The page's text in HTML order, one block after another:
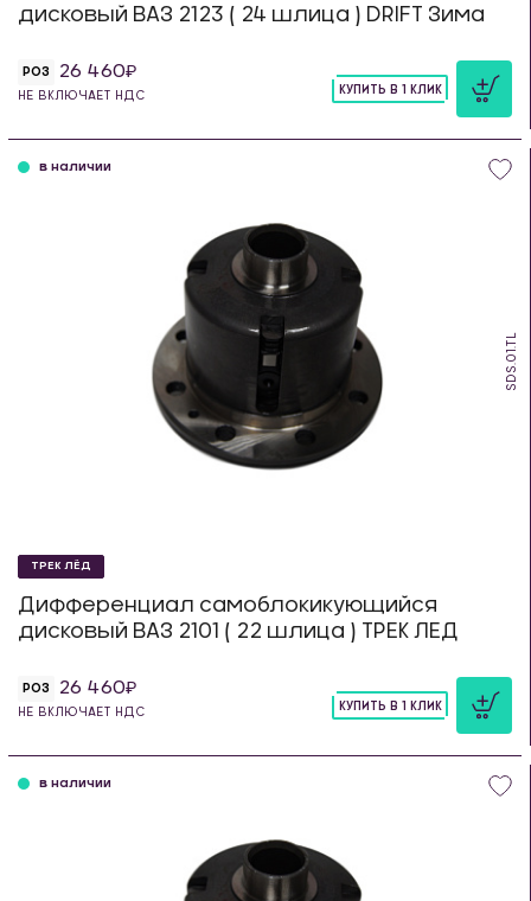
дисковый ВАЗ 2123 ( 24 шлица ) DRIFT Зима
РОЗ 26 460
НЕ ВКЛЮЧАЕТ НДС
КУПИТЬ В 1 КЛИК
SDS.01.TL
в наличии
ТРЕК ЛЁД
Дифференциал самоблокикующийся
дисковый ВАЗ 2101 ( 22 шлица ) ТРЕК ЛЕД
РОЗ 26 460
НЕ ВКЛЮЧАЕТ НДС
КУПИТЬ В 1 КЛИК
в наличии